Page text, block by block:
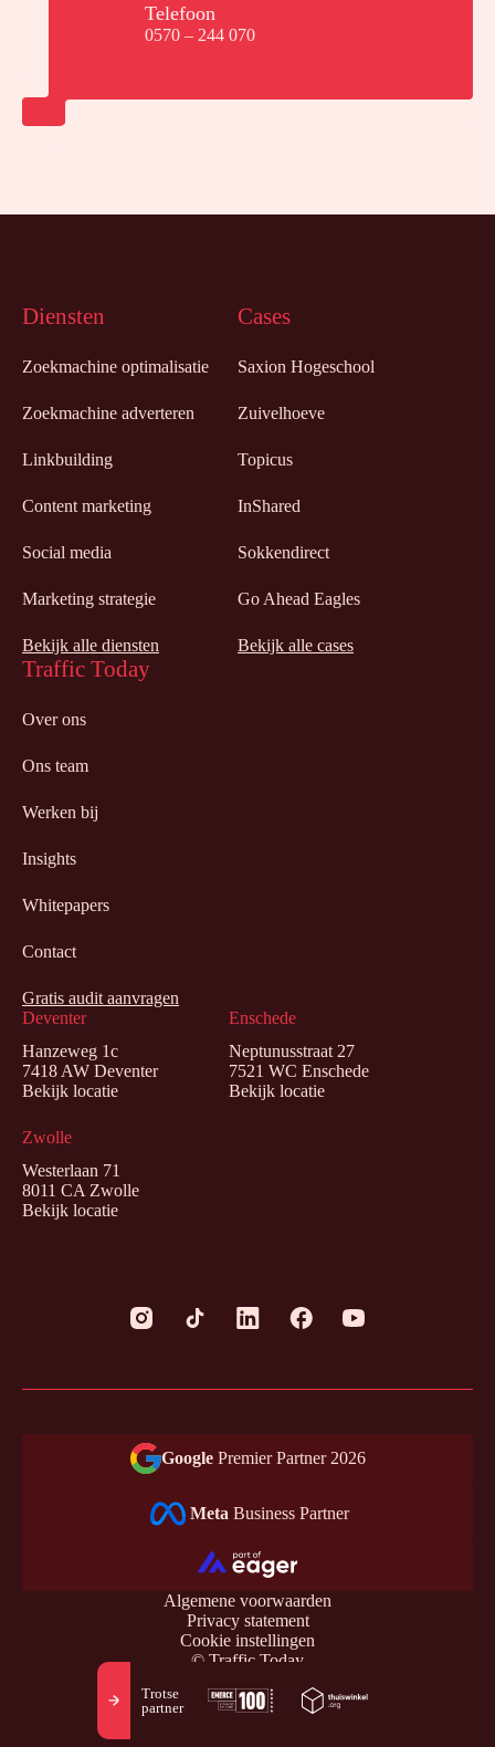
Trotse
partner
Telefoon
0570 – 244 070
Deventer
Hanzeweg 1c
7418 AW Deventer
Bekijk locatie
Enschede
Neptunusstraat 27
7521 WC Enschede
Bekijk locatie
Zwolle
Westerlaan 71
8011 CA Zwolle
Bekijk locatie
Diensten
Zoekmachine optimalisatie
Zoekmachine adverteren
Linkbuilding
Content marketing
Social media
Marketing strategie
Bekijk alle diensten
Cases
Saxion Hogeschool
Zuivelhoeve
Topicus
InShared
Sokkendirect
Go Ahead Eagles
Bekijk alle cases
Traffic Today
Over ons
Ons team
Werken bij
Insights
Whitepapers
Contact
Gratis audit aanvragen
Google Premier Partner 2026
Meta Business Partner
Algemene voorwaarden
Privacy statement
Cookie instellingen
© Traffic Today